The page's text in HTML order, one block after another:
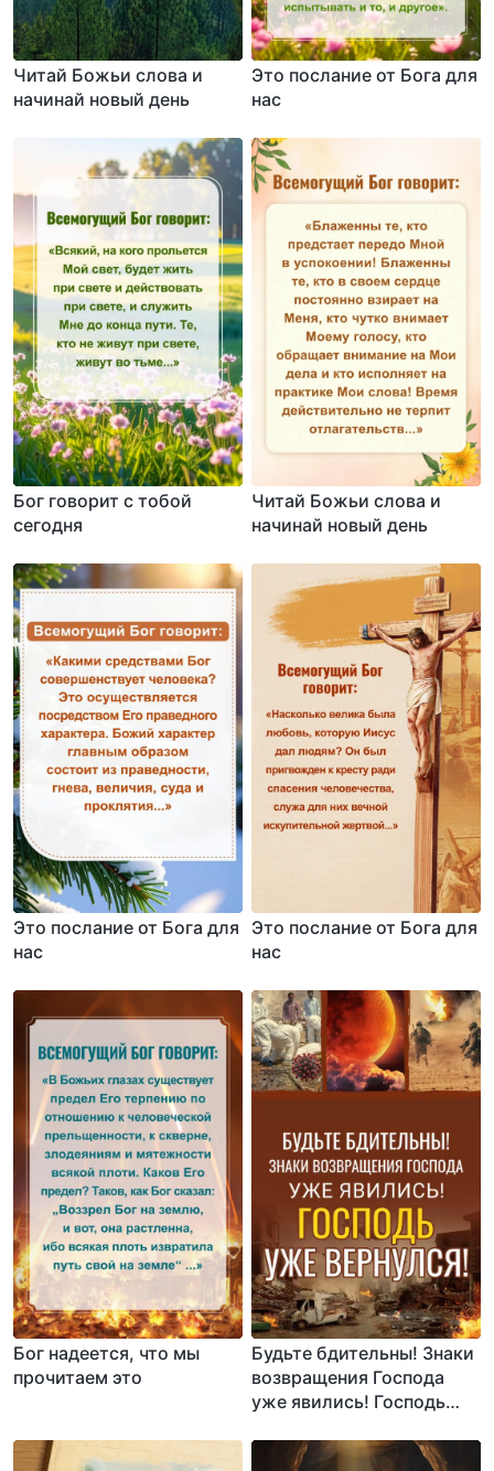
Читай Божьи слова и
начинай новый день
Это послание от Бога для
нас
Бог говорит с тобой
сегодня
Читай Божьи слова и
начинай новый день
Это послание от Бога для
нас
Это послание от Бога для
нас
Бог надеется, что мы
прочитаем это
Будьте бдительны! Знаки
возвращения Господа
уже явились! Господь